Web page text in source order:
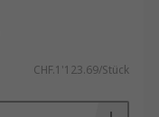
CHF.1'123.69/Stück